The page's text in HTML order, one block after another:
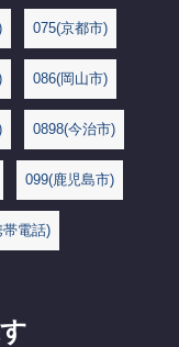
075(京都市)
086(岡山市)
0898(今治市)
099(鹿児島市)
帯電話)